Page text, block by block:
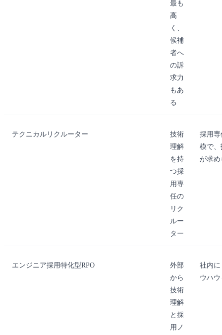
最も
高
く、
候補
者へ
の訴
求力
もあ
る
テクニカルリクルーター
技術
理解
を持
つ採
用専
任の
リク
ルー
ター
採用
模で
が求
エンジニア採用特化型RPO
外部
から
技術
理解
と採
用ノ
社内
ウハ